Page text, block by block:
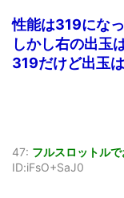
性能は319にな
しかし右の出玉
319だけど出玉
47: フルスロットル
ID:iFsO+SaJ0